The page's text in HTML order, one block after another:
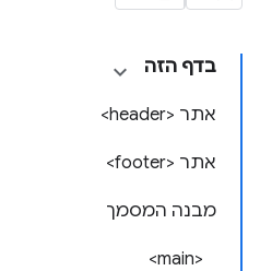
בדף הזה
אתר <header>
אתר <footer>
מבנה המסמך
<main>